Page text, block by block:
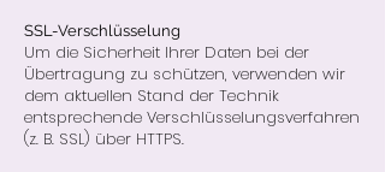
SSL-Verschlüsselung
Um die Sicherheit Ihrer Daten bei der
Übertragung zu schützen, verwenden wir
dem aktuellen Stand der Technik
entsprechende Verschlüsselungsverfahren
(z. B. SSL) über HTTPS.